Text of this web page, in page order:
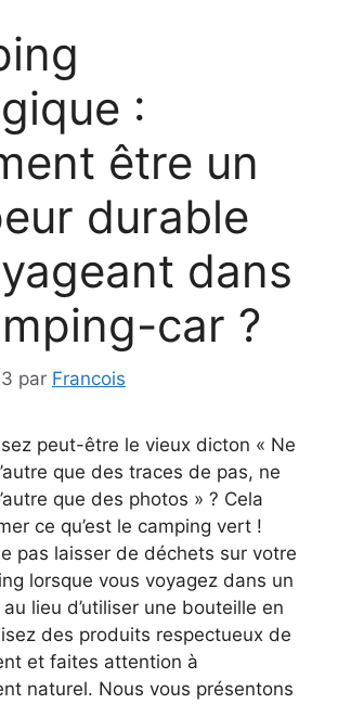
:
être un
durable
dans
car ?
par Francois
peut-être le vieux dicton « Ne
que des traces de pas, ne
que des photos » ? Cela
ce qu’est le camping vert !
pas laisser de déchets sur votre
lorsque vous voyagez dans un
lieu d’utiliser une bouteille en
des produits respectueux de
et faites attention à
naturel. Nous vous présentons